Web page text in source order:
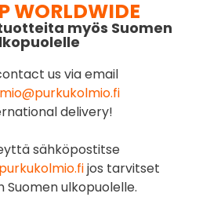
WORLDWIDE
myös Suomen
us via email
delivery!
sähköpostitse
jos tarvitset
Suomen ulkopuolelle.